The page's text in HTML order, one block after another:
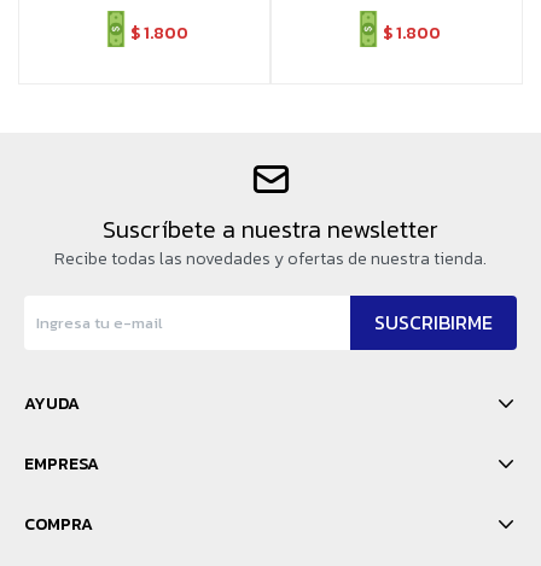
$1.800 $1.800
Suscríbete a nuestra newsletter
Recibe todas las novedades y ofertas de nuestra tienda.
SUSCRIBIRME
AYUDA
EMPRESA
COMPRA